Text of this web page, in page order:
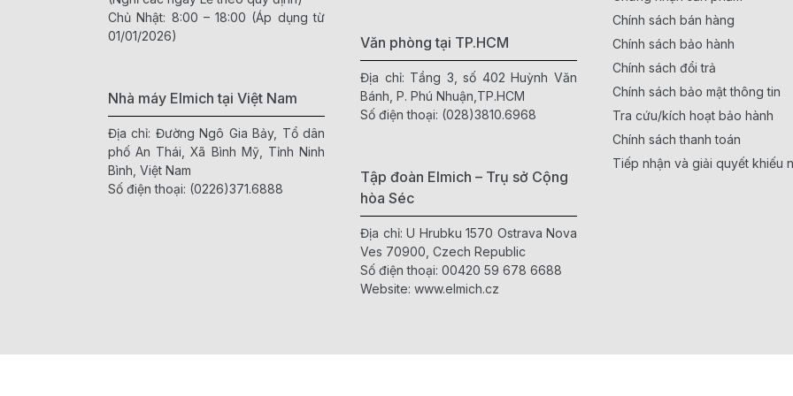
Chủ Nhật: 8:00 – 18:00 (Áp dụng từ
01/01/2026)
Nhà máy Elmich tại Việt Nam
Địa chỉ: Đường Ngô Gia Bảy, Tổ dân
phố An Thái, Xã Bình Mỹ, Tỉnh Ninh
Bình, Việt Nam
Số điện thoại: (0226)371.6888
Văn phòng tại TP.HCM
Địa chỉ: Tầng 3, số 402 Huỳnh Văn
Bánh, P. Phú Nhuận,TP.HCM
Số điện thoại: (028)3810.6968
Tập đoàn Elmich – Trụ sở Cộng
hòa Séc
Địa chỉ: U Hrubku 1570 Ostrava Nova
Ves 70900, Czech Republic
Số điện thoại: 00420 59 678 6688
Website: www.elmich.cz
Chính sách bán hàng
Chính sách bảo hành
Chính sách đổi trả
Chính sách bảo mật thông tin
Tra cứu/kích hoạt bảo hành
Chính sách thanh toán
Tiếp nhận và giải quyết khiếu